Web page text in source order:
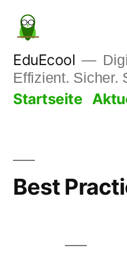
Zum
Inhalt
springen
EduEcool
Effizient. Sicher.
Startseite
Best